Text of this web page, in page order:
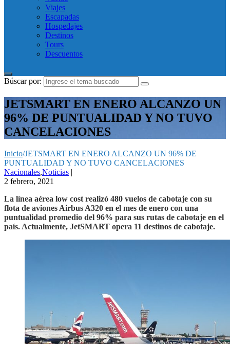
Viajes
Escapadas
Hospedajes
Destinos
Tours
Descuentos
Búscar por:
JETSMART EN ENERO ALCANZO UN
96% DE PUNTUALIDAD Y NO TUVO
CANCELACIONES
Inicio/JETSMART EN ENERO ALCANZO UN 96% DE
PUNTUALIDAD Y NO TUVO CANCELACIONES
Nacionales,Noticias |
2 febrero, 2021
La línea aérea low cost realizó 480 vuelos de cabotaje con su
flota de aviones Airbus A320 en el mes de enero con una
puntualidad promedio del 96% para sus rutas de cabotaje en el
país. Actualmente, JetSMART opera 11 destinos de cabotaje.